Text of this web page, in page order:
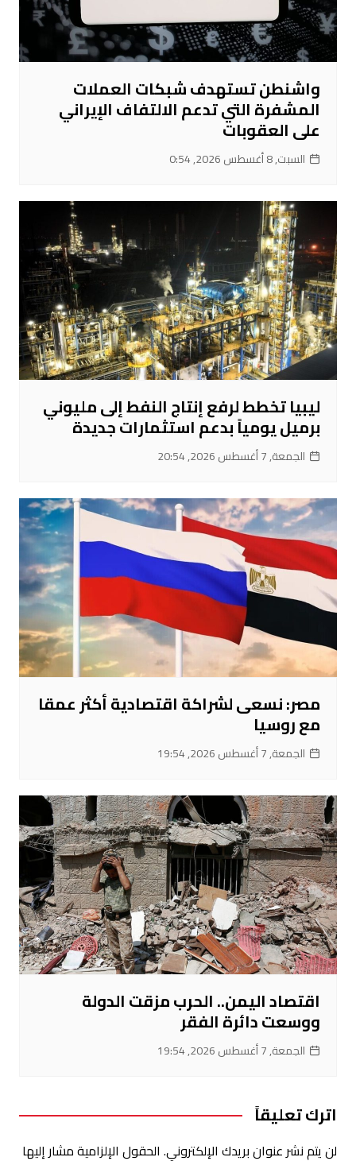
واشنطن تستهدف شبكات العملات
المشفرة التي تدعم الالتفاف الإيراني
على العقوبات
السبت, 8 أغسطس 2026, 0:54
ليبيا تخطط لرفع إنتاج النفط إلى مليوني
برميل يومياً بدعم استثمارات جديدة
الجمعة, 7 أغسطس 2026, 20:54
مصر: نسعى لشراكة اقتصادية أكثر عمقا
مع روسيا
الجمعة, 7 أغسطس 2026, 19:54
اقتصاد اليمن.. الحرب مزقت الدولة
ووسعت دائرة الفقر
الجمعة, 7 أغسطس 2026, 19:54
اترك تعليقاً
لن يتم نشر عنوان بريدك الإلكتروني. الحقول الإلزامية مشار إليها